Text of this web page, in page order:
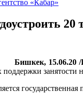
20
Бишкек, 15.06.20
занятости